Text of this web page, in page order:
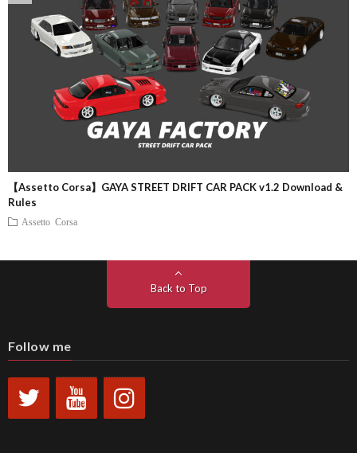
【Assetto Corsa】GAYA STREET DRIFT CAR PACK v1.2 Download &
Rules
Assetto Corsa
Back to Top
Follow me